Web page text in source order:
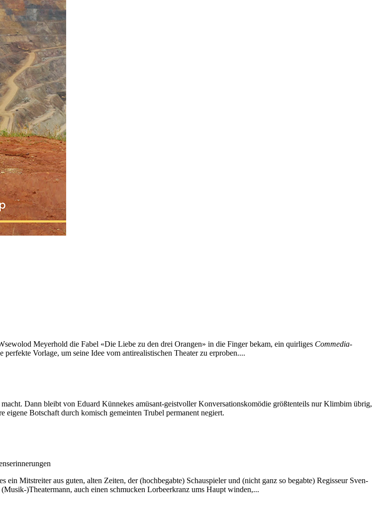
Meyerhold die Fabel «Die Liebe zu den drei Orangen» in die Finger bekam, ein quirliges Commedia-
Vorlage, um seine Idee vom antirealistischen Theater zu erproben....
Dann bleibt von Eduard Künnekes amüsant-geistvoller Konversationskomödie größtenteils nur Klimbim übrig,
Botschaft durch komisch gemeinten Trubel permanent negiert.
Mitstreiter aus guten, alten Zeiten, der (hochbegabte) Schauspieler und (nicht ganz so begabte) Regisseur Sven-
)Theatermann, auch einen schmucken Lorbeerkranz ums Haupt winden,...